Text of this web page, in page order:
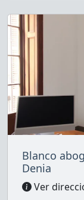
Blanco
Denia
Ver